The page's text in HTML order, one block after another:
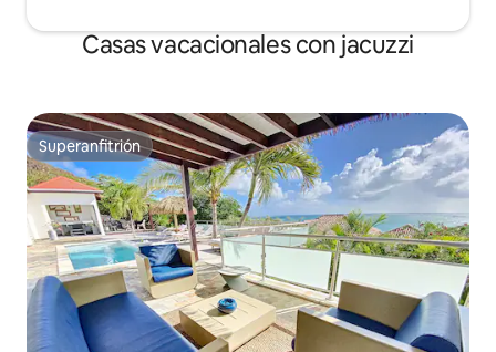
Casas vacacionales con jacuzzi
Superanfitrión
Superanfitrión